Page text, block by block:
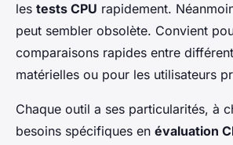
les tests CPU rapidement.
peut sembler obsolète. Convient
comparaisons rapides entre
matérielles ou pour les utilisateurs
Chaque outil a ses particularités, à
besoins spécifiques en évaluation